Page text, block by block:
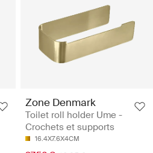
Zone Denmark
Toilet roll holder Ume -
Crochets et supports
16.4X7.6X4CM